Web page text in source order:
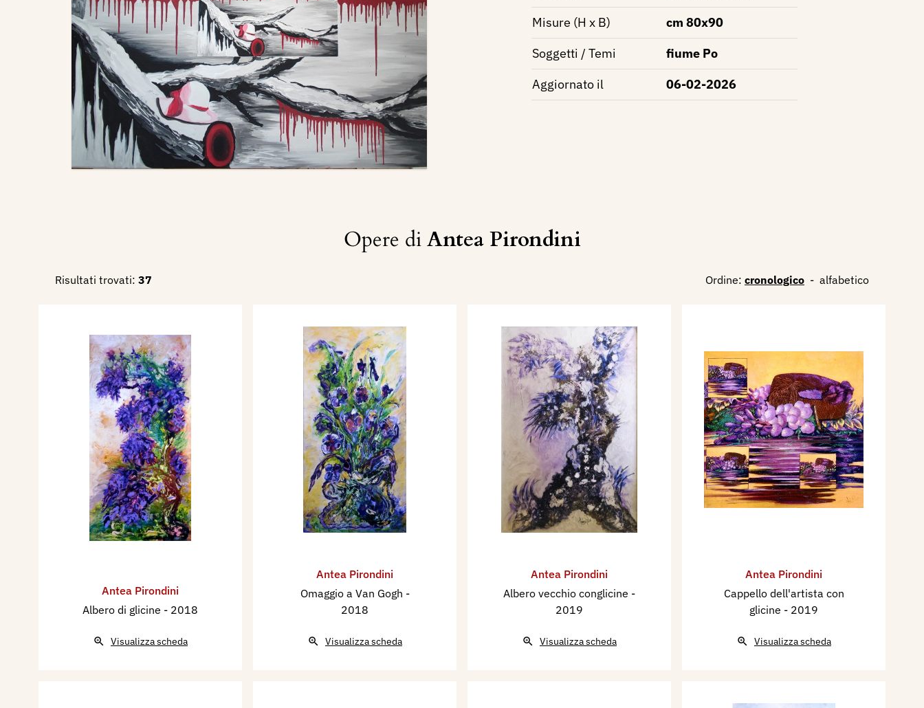
Misure (H x B)
cm 80x90
Soggetti / Temi
fiume Po
Aggiornato il
06-02-2026
Opere diAntea Pirondini
Risultati trovati: 37 Ordine: cronologico - alfabetico
Antea Pirondini
Albero di glicine - 2018
Visualizza scheda
Antea Pirondini
Omaggio a Van Gogh -
2018
Visualizza scheda
Antea Pirondini
Albero vecchio conglicine -
2019
Visualizza scheda
Antea Pirondini
Cappello dell'artista con
glicine - 2019
Visualizza scheda